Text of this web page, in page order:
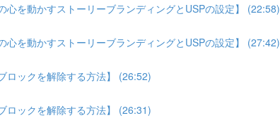
を動かすストーリーブランディングとUSPの設定】 (22:58)
を動かすストーリーブランディングとUSPの設定】 (27:42)
ロックを解除する方法】 (26:52)
ロックを解除する方法】 (26:31)